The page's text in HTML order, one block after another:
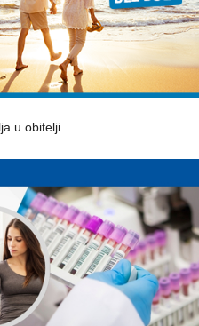
u obitelji.